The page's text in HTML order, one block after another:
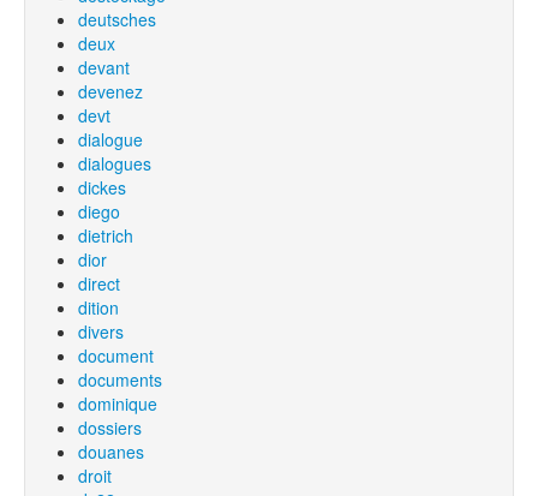
deutsches
deux
devant
devenez
devt
dialogue
dialogues
dickes
diego
dietrich
dior
direct
dition
divers
document
documents
dominique
dossiers
douanes
droit